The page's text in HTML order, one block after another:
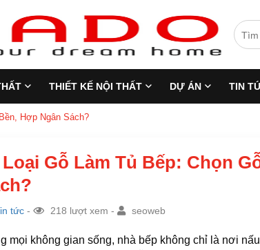
THIẾT KẾ NỘI THẤT DỰ ÁN TIN
Hợp Ngân Sách?
Loại Gỗ Làm Tủ Bếp: Chọn
tức - 218 lượt xem - seoweb
mọi không gian sống, nhà bếp không chỉ là nơi